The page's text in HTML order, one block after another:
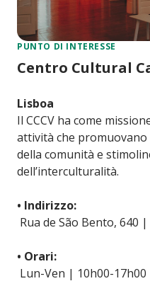
PUNTO DI INTERESSE
Centro Cultural
Lisboa
Il CCCV ha come
attività che
della comunità e
dell’interculturalità.
• Indirizzo:
Rua de São Bento, 640
• Orari:
Lun-Ven | 10h00-17h00